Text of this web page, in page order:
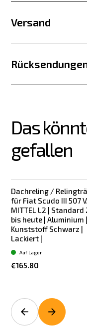
Versand
Das
gefallen
Dachreling /
für Fiat Scudo III 507
MITTEL L2 | Standard
bis heute | Aluminium |
Kunststoff Schwarz |
Lackiert |
€165.80
Auf Lager